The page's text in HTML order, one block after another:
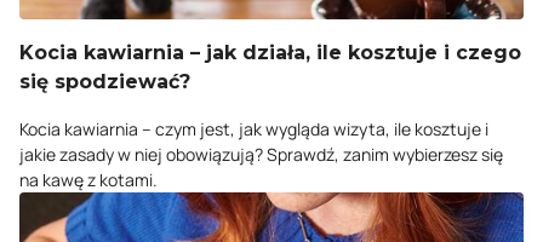
Kocia kawiarnia – jak działa, ile kosztuje i czego
się spodziewać?
Kocia kawiarnia – czym jest, jak wygląda wizyta, ile kosztuje i
jakie zasady w niej obowiązują? Sprawdź, zanim wybierzesz się
na kawę z kotami.